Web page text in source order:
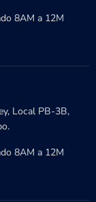
8AM a 12M
Local PB-3B,
8AM a 12M